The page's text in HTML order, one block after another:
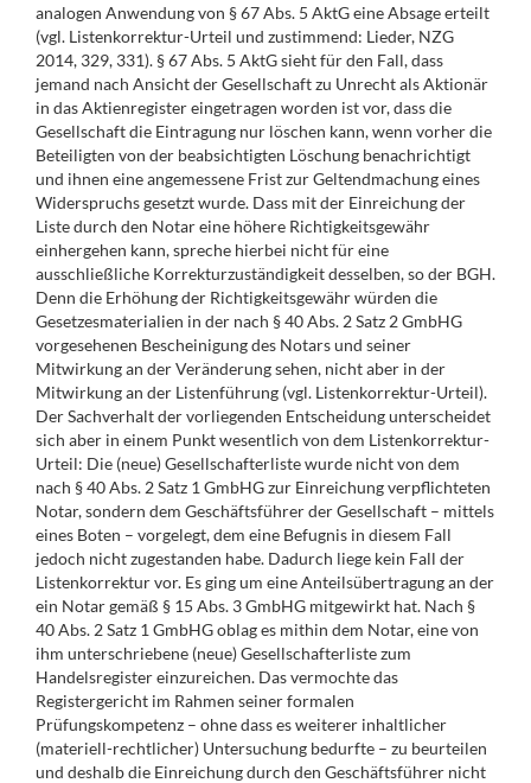
analogen Anwendung von § 67 Abs. 5 AktG eine Absage erteilt
(vgl. Listenkorrektur-Urteil und zustimmend: Lieder, NZG
2014, 329, 331). § 67 Abs. 5 AktG sieht für den Fall, dass
jemand nach Ansicht der Gesellschaft zu Unrecht als Aktionär
in das Aktienregister eingetragen worden ist vor, dass die
Gesellschaft die Eintragung nur löschen kann, wenn vorher die
Beteiligten von der beabsichtigten Löschung benachrichtigt
und ihnen eine angemessene Frist zur Geltendmachung eines
Widerspruchs gesetzt wurde. Dass mit der Einreichung der
Liste durch den Notar eine höhere Richtigkeitsgewähr
einhergehen kann, spreche hierbei nicht für eine
ausschließliche Korrekturzuständigkeit desselben, so der BGH.
Denn die Erhöhung der Richtigkeitsgewähr würden die
Gesetzesmaterialien in der nach § 40 Abs. 2 Satz 2 GmbHG
vorgesehenen Bescheinigung des Notars und seiner
Mitwirkung an der Veränderung sehen, nicht aber in der
Mitwirkung an der Listenführung (vgl. Listenkorrektur-Urteil).
Der Sachverhalt der vorliegenden Entscheidung unterscheidet
sich aber in einem Punkt wesentlich von dem Listenkorrektur-
Urteil: Die (neue) Gesellschafterliste wurde nicht von dem
nach § 40 Abs. 2 Satz 1 GmbHG zur Einreichung verpflichteten
Notar, sondern dem Geschäftsführer der Gesellschaft – mittels
eines Boten – vorgelegt, dem eine Befugnis in diesem Fall
jedoch nicht zugestanden habe. Dadurch liege kein Fall der
Listenkorrektur vor. Es ging um eine Anteilsübertragung an der
ein Notar gemäß § 15 Abs. 3 GmbHG mitgewirkt hat. Nach §
40 Abs. 2 Satz 1 GmbHG oblag es mithin dem Notar, eine von
ihm unterschriebene (neue) Gesellschafterliste zum
Handelsregister einzureichen. Das vermochte das
Registergericht im Rahmen seiner formalen
Prüfungskompetenz – ohne dass es weiterer inhaltlicher
(materiell-rechtlicher) Untersuchung bedurfte – zu beurteilen
und deshalb die Einreichung durch den Geschäftsführer nicht